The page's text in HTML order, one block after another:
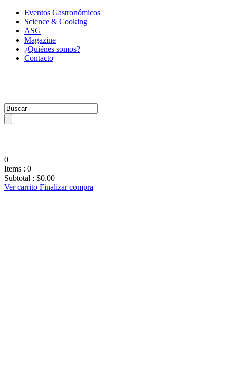
Eventos Gastronómicos
Science & Cooking
ASG
Magazine
¿Quiénes somos?
Contacto
0
Items : 0
Subtotal : $0.00
Ver carrito Finalizar compra